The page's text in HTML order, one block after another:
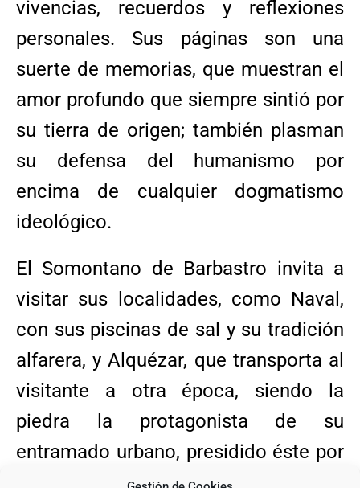
vivencias, recuerdos y reflexiones
personales. Sus páginas son una
suerte de memorias, que muestran el
amor profundo que siempre sintió por
su tierra de origen; también plasman
su defensa del humanismo por
encima de cualquier dogmatismo
ideológico.
El Somontano de Barbastro invita a
visitar sus localidades, como Naval,
con sus piscinas de sal y su tradición
alfarera, y Alquézar, que transporta al
visitante a otra época, siendo la
piedra la protagonista de su
entramado urbano, presidido éste por
su majestuoso castillo-colegiata.